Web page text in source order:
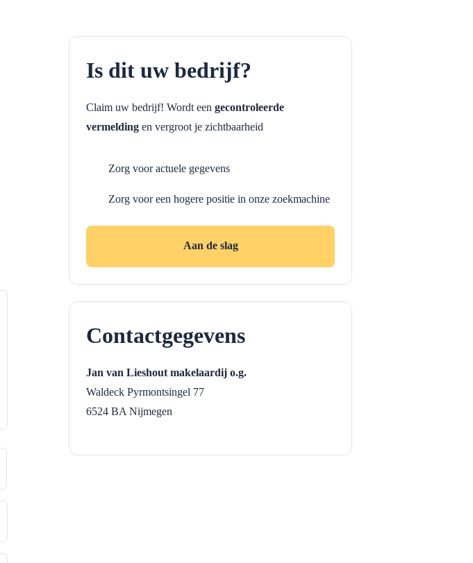
Is dit uw bedrijf?
Claim uw bedrijf! Wordt een gecontroleerde
vermelding en vergroot je zichtbaarheid
Zorg voor actuele gegevens
Zorg voor een hogere positie in onze zoekmachine
Aan de slag
Contactgegevens
Jan van Lieshout makelaardij o.g.
Waldeck Pyrmontsingel 77
6524 BA Nijmegen